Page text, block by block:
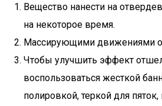
Вещество нанести на
на некоторое время.
Массирующими движениями
Чтобы улучшить эффект
воспользоваться жесткой
полировкой, теркой для